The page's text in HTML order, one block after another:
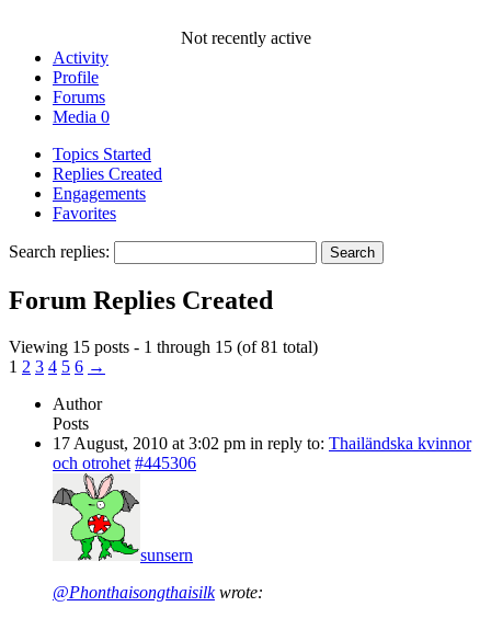
Not recently active
Activity
Profile
Forums
Media 0
Topics Started
Replies Created
Engagements
Favorites
Search replies:
Forum Replies Created
Viewing 15 posts - 1 through 15 (of 81 total)
1 2 3 4 5 6 →
Author
Posts
17 August, 2010 at 3:02 pm in reply to: Thailändska kvinnor
och otrohet #445306
sunsern
@Phonthaisongthaisilkwrote: